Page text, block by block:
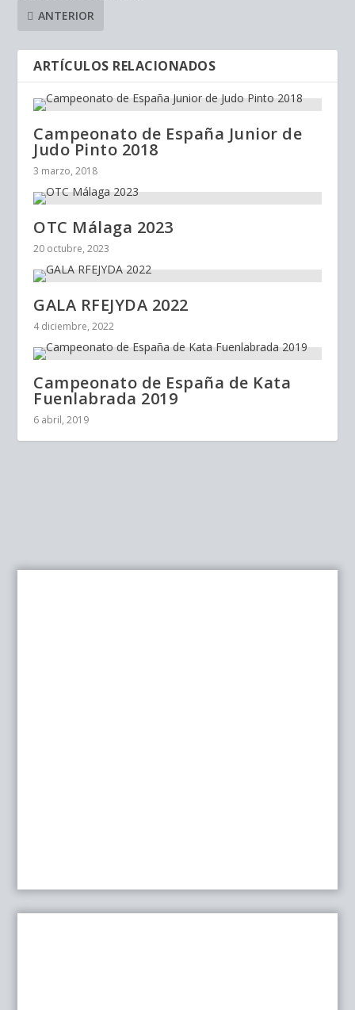
ANTERIOR
ARTÍCULOS RELACIONADOS
Campeonato de España Junior de
Judo Pinto 2018
3 marzo, 2018
OTC Málaga 2023
20 octubre, 2023
GALA RFEJYDA 2022
4 diciembre, 2022
Campeonato de España de Kata
Fuenlabrada 2019
6 abril, 2019